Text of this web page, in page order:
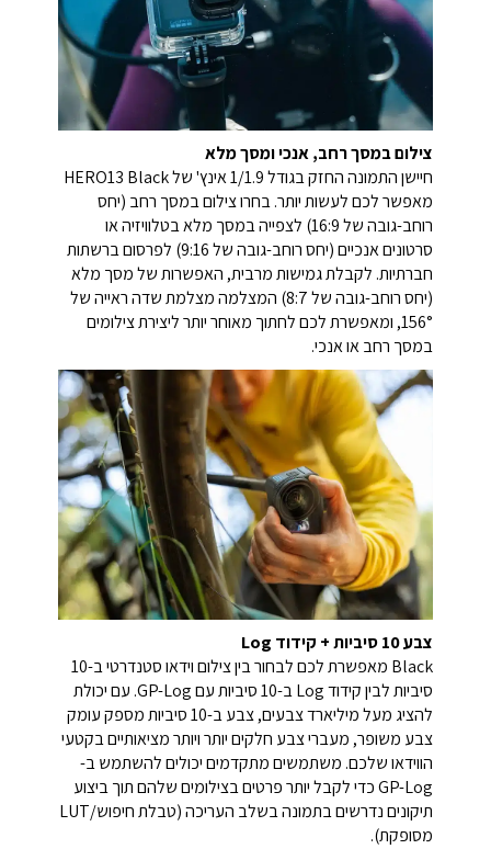
צילום במסך רחב, אנכי ומסך מלא
חיישן התמונה החזק בגודל 1/1.9 אינץ' של HERO13 Black
מאפשר לכם לעשות יותר. בחרו צילום במסך רחב (יחס
רוחב-גובה של 16:9) לצפייה במסך מלא בטלוויזיה או
סרטונים אנכיים (יחס רוחב-גובה של 9:16) לפרסום ברשתות
חברתיות. לקבלת גמישות מרבית, האפשרות של מסך מלא
(יחס רוחב-גובה של 8:7) המצלמה מצלמת שדה ראייה של
156°, ומאפשרת לכם לחתוך מאוחר יותר ליצירת צילומים
במסך רחב או אנכי.
צבע 10 סיביות + קידוד Log
Black מאפשרת לכם לבחור בין צילום וידאו סטנדרטי ב-10
סיביות לבין קידוד Log ב-10 סיביות עם GP-Log. עם יכולת
להציג מעל מיליארד צבעים, צבע ב-10 סיביות מספק עומק
צבע משופר, מעברי צבע חלקים יותר ויותר מציאותיים בקטעי
הווידאו שלכם. משתמשים מתקדמים יכולים להשתמש ב-
GP-Log כדי לקבל יותר פרטים בצילומים שלהם תוך ביצוע
תיקונים נדרשים בתמונה בשלב העריכה (טבלת חיפוש/LUT
מסופקת).